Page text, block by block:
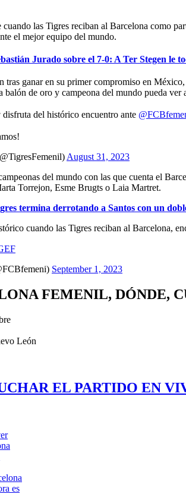
las Tigres reciban al Barcelona como
el mejor equipo del mundo.
Jurado sobre el 7-0: A Ter Stegen le
tras ganar en su primer compromiso en
balón de oro y campeona del mundo pueda ver
del histórico encuentro ante
August 31, 2023
del mundo con las que cuenta el
Torrejon, Esme Brugts o Laia Martret.
termina derrotando a Santos con un
cuando las Tigres reciban al Barcelona,
September 1, 2023
FEMENIL, DÓNDE,
León
EL PARTIDO EN
es